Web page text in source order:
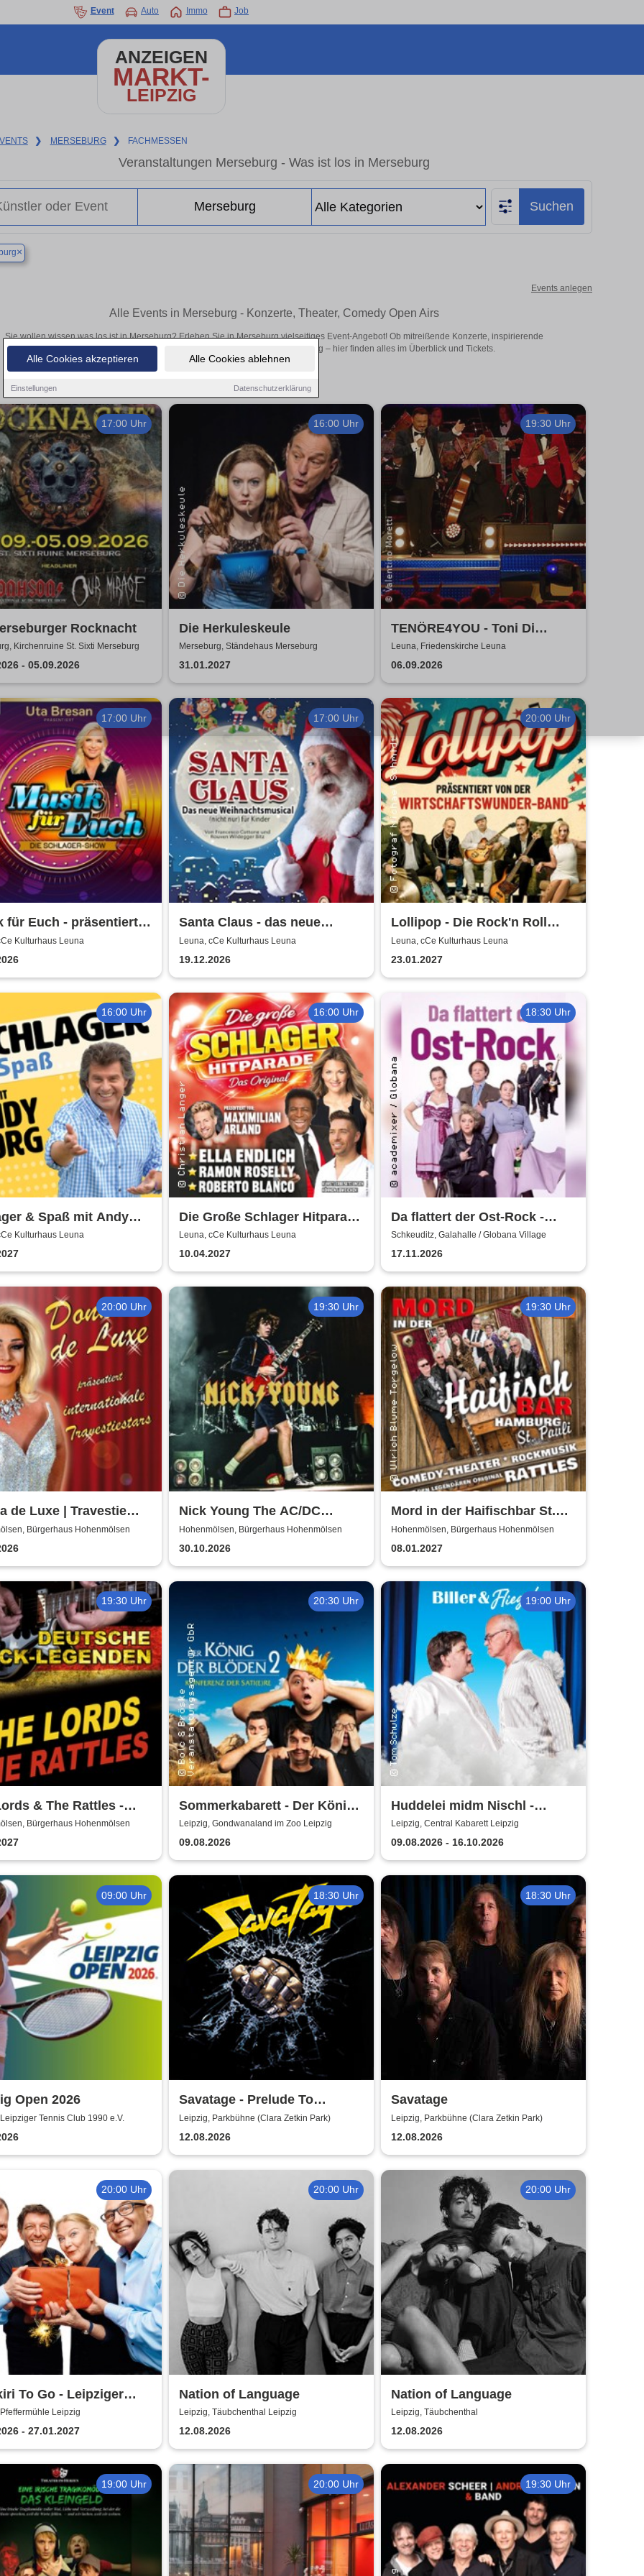
Alle Cookies akzeptieren Alle Cookies ablehnen
Einstellungen Datenschutzerklärung
Event Auto Immo Job
ANZEIGEN
MARKT-
LEIPZIG
❯ MERSEBURG ❯ FACHMESSEN
Veranstaltungen Merseburg - Was ist los in Merseburg
Suchen
×
Events anlegen
Alle Events in Merseburg - Konzerte, Theater, Comedy Open Airs
Sie wollen wissen was los ist in Merseburg? Erleben Sie in Merseburg vielseitiges Event-Angebot! Ob mitreißende Konzerte, inspirierende
Theateraufführungen oder aufregende Veranstaltungen in Merseburg – hier finden alles im Überblick und Tickets.
17:00 Uhr
Rocknacht
Kirchenruine St. Sixti Merseburg
- 05.09.2026
16:00 Uhr
Die Herkuleskeule
Merseburg, Ständehaus Merseburg
31.01.2027
19:30 Uhr
TENÖRE4YOU - Toni Di
Napoli & Pietro Pato
Leuna, Friedenskirche Leuna
06.09.2026
17:00 Uhr
für Euch - präsentiert
Bresan
Kulturhaus Leuna
17:00 Uhr
Santa Claus - das neue
Weihnachtsmusical (nicht
nur) für Kinder
Leuna, cCe Kulturhaus Leuna
19.12.2026
20:00 Uhr
Lollipop - Die Rock'n Roll
Show - präsentiert von der
Wirtschaftswunder-Band
Leuna, cCe Kulturhaus Leuna
23.01.2027
16:00 Uhr
& Spaß mit Andy
Gästen
Kulturhaus Leuna
16:00 Uhr
Die Große Schlager Hitparade
- Das Original - 2027
Leuna, cCe Kulturhaus Leuna
10.04.2027
18:30 Uhr
Da flattert der Ost-Rock -
H.Blank, A. Geißler, R.
Köbernick
Schkeuditz, Galahalle / Globana Village
17.11.2026
20:00 Uhr
de Luxe | Travestie
Bürgerhaus Hohenmölsen
19:30 Uhr
Nick Young The AC/DC
Master-Band
Hohenmölsen, Bürgerhaus Hohenmölsen
30.10.2026
19:30 Uhr
Mord in der Haifischbar St.
Pauli - Theater IK's & The
Rattles - Theater & Musik
Hohenmölsen, Bürgerhaus Hohenmölsen
08.01.2027
19:30 Uhr
& The Rattles -
Rocklegenden
Bürgerhaus Hohenmölsen
20:30 Uhr
Sommerkabarett - Der König
der Blöden 2 | Central
Kabarett Leipzig
Leipzig, Gondwanaland im Zoo Leipzig
09.08.2026
19:00 Uhr
Huddelei midm Nischl -
Central Kabarett Leipzig
Leipzig, Central Kabarett Leipzig
09.08.2026 - 16.10.2026
09:00 Uhr
Open 2026
Tennis Club 1990 e.V.
18:30 Uhr
Savatage - Prelude To
Madness - Summer Tour 2026
Leipzig, Parkbühne (Clara Zetkin Park)
12.08.2026
18:30 Uhr
Savatage
Leipzig, Parkbühne (Clara Zetkin Park)
12.08.2026
20:00 Uhr
To Go - Leipziger
Leipzig
- 27.01.2027
20:00 Uhr
Nation of Language
Leipzig, Täubchenthal Leipzig
12.08.2026
20:00 Uhr
Nation of Language
Leipzig, Täubchenthal
12.08.2026
19:00 Uhr 20:00 Uhr 19:30 Uhr